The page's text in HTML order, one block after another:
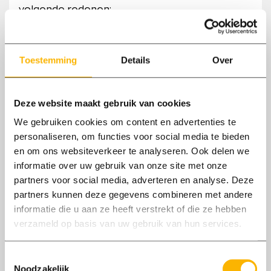
Toestemming Details Over
Deze website maakt gebruik van cookies
We gebruiken cookies om content en advertenties te
personaliseren, om functies voor social media te bieden
en om ons websiteverkeer te analyseren. Ook delen we
informatie over uw gebruik van onze site met onze
partners voor social media, adverteren en analyse. Deze
partners kunnen deze gegevens combineren met andere
informatie die u aan ze heeft verstrekt of die ze hebben
verzameld op basis van uw gebruik van hun services.
Noodzakelijk
volgende redenen:
Bijvoorbeeld BSN voor de loonaangifte naar
de Belastingdienst;
ons werk uit te voeren, zoals onze
personeelsadministratie;
Toestemming van de gebruiker;
Wanneer jij ons toestemming geeft om
bepaalde gegevens te verwerken.